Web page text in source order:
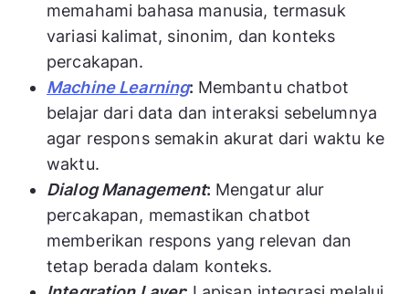
memahami bahasa manusia, termasuk
variasi kalimat, sinonim, dan konteks
percakapan.
Machine Learning: Membantu chatbot
belajar dari data dan interaksi sebelumnya
agar respons semakin akurat dari waktu ke
waktu.
Dialog Management: Mengatur alur
percakapan, memastikan chatbot
memberikan respons yang relevan dan
tetap berada dalam konteks.